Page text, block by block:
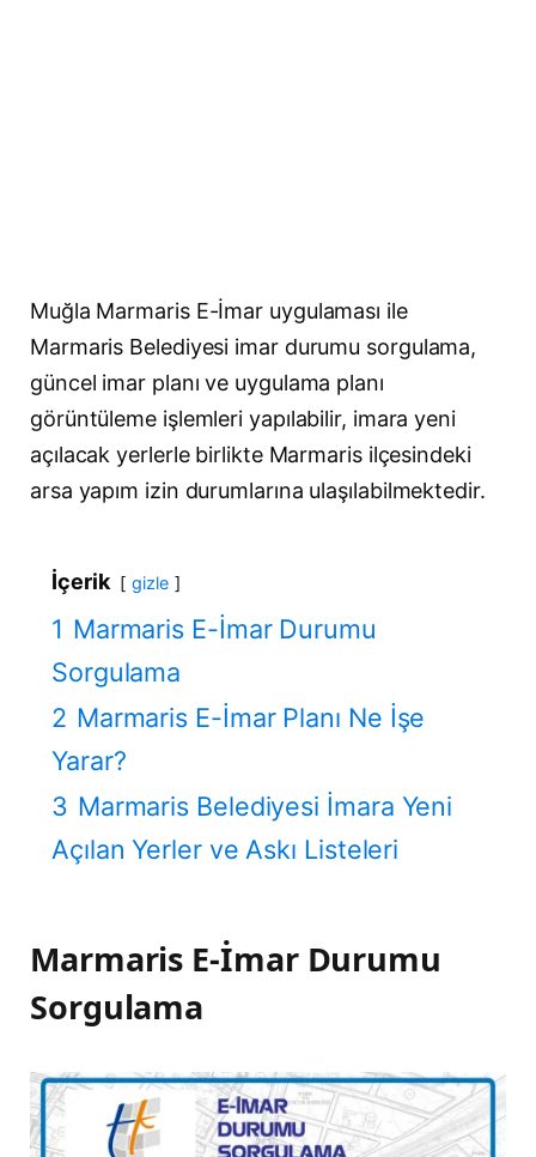
Muğla Marmaris E-İmar uygulaması ile
Marmaris Belediyesi imar durumu sorgulama,
güncel imar planı ve uygulama planı
görüntüleme işlemleri yapılabilir, imara yeni
açılacak yerlerle birlikte Marmaris ilçesindeki
arsa yapım izin durumlarına ulaşılabilmektedir.
İçerik gizle
1 Marmaris E-İmar Durumu
Sorgulama
2 Marmaris E-İmar Planı Ne İşe
Yarar?
3 Marmaris Belediyesi İmara Yeni
Açılan Yerler ve Askı Listeleri
Marmaris E-İmar Durumu
Sorgulama